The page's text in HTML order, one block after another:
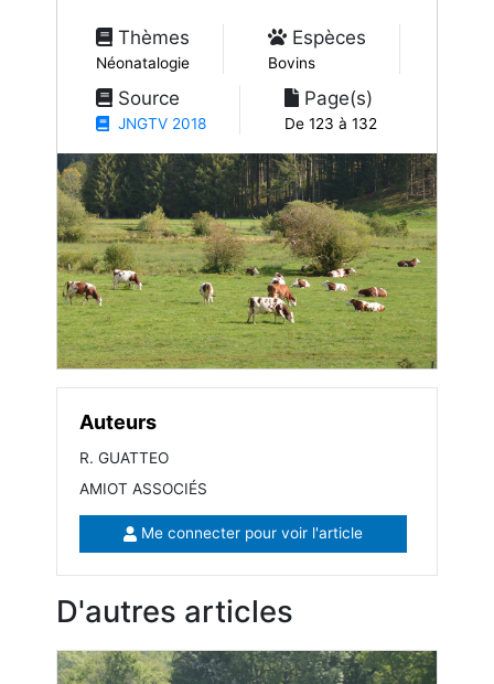
Thèmes
Néonatalogie
Espèces
Bovins
Source
JNGTV 2018
Page(s)
De 123 à 132
Auteurs
R. GUATTEO
AMIOT ASSOCIÉS
Me connecter pour voir l'article
D'autres articles